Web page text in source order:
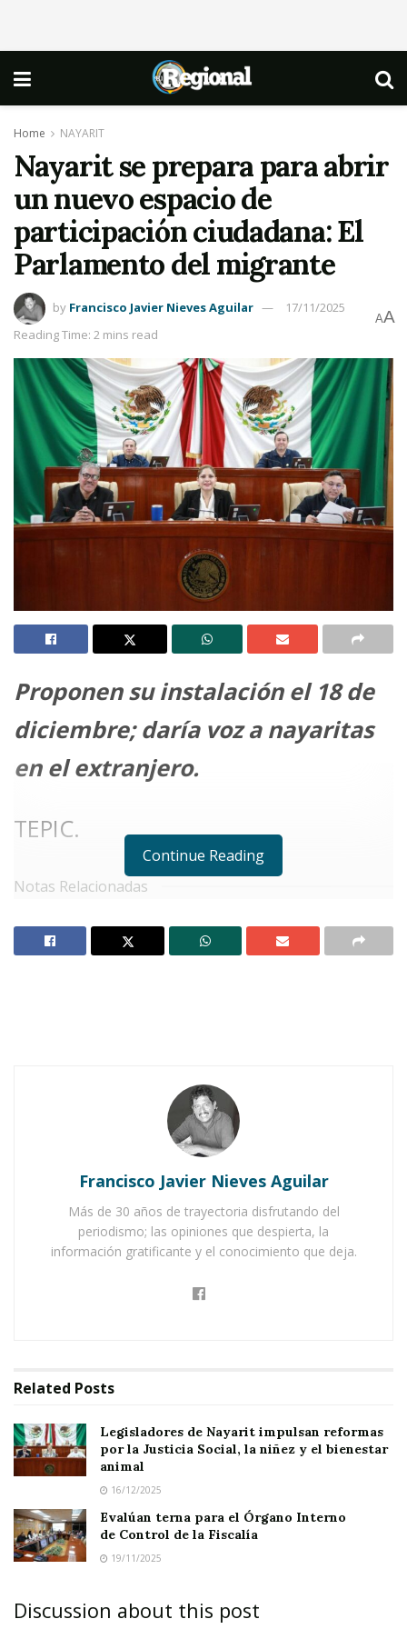
Home NAYARIT
Nayarit se prepara para abrir
un nuevo espacio de
participación ciudadana: El
Parlamento del migrante
by Francisco Javier Nieves Aguilar
17/11/2025
Reading Time: 2 mins read
AA
Proponen su instalación el 18 de
diciembre; daría voz a nayaritas
en el extranjero.
TEPIC.
Notas Relacionadas
Legisladores de Nayarit impulsan reformas por la
Justicia Social, la niñez y el bienestar animal
participación social y dar voz a los
nayaritas que viven más allá de
nuestras fronteras, el Congreso del Estado
propuesta para crear el Parlamento del
Migrante Nayarita .
Este nuevo espacio legislativo busca que las
personas migrantes puedan expresar sus ideas,
en el desarrollo económico, social y cultural de
Nayarit.
La propuesta fue presentada por el diputado
Flavio Obdulio Fonseca Robles
este Parlamento contribuirá a fortalecer la
Continue Reading
Francisco Javier Nieves Aguilar
Más de 30 años de trayectoria disfrutando del
periodismo; las opiniones que despierta, la
información gratificante y el conocimiento que deja.
Related Posts
Legisladores de Nayarit impulsan reformas
por la Justicia Social, la niñez y el bienestar
animal
16/12/2025
Evalúan terna para el Órgano Interno
de Control de la Fiscalía
19/11/2025
Discussion about this post